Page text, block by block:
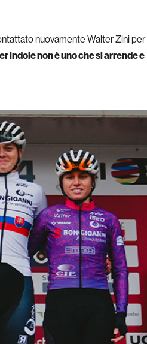
nuovamente Walter Zini per
indole non è uno che si arrende e